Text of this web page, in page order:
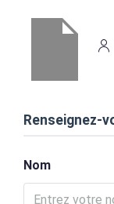
Renseignez-
Nom